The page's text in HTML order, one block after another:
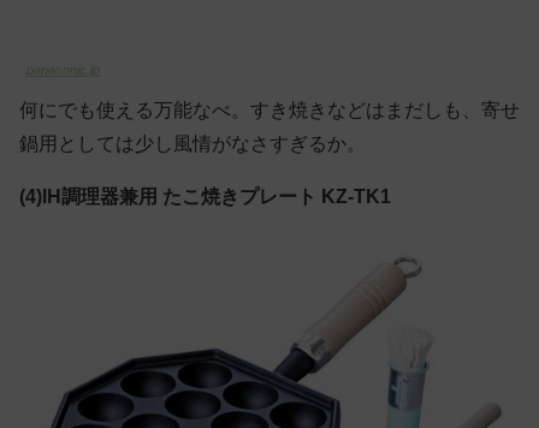
panasonic.jp
何にでも使える万能なべ。すき焼きなどはまだしも、寄せ
鍋用としては少し風情がなさすぎるか。
(4)IH調理器兼用 たこ焼きプレート KZ-TK1